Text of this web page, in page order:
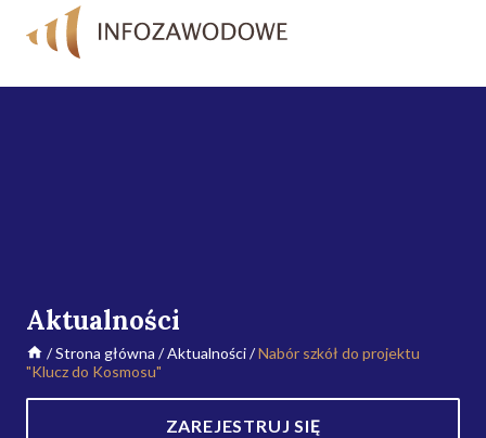
Aktualności
/Strona główna /Aktualności/Nabór szkół do projektu
"Klucz do Kosmosu"
ZAREJESTRUJ SIĘ